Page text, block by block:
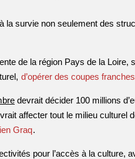
la survie non seulement des
de la région Pays de la
d’opérer des coupes
devrait décider 100 millions
affecter tout le milieu culturel
Graq.
pour l’accès à la culture,